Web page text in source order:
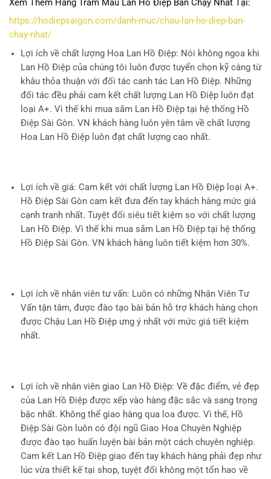
Xem Thêm Hàng Trăm Mẫu Lan Hồ Điệp Bán Chạy Nhất Tại:
https://hodiepsaigon.com/danh-muc/chau-lan-ho-diep-ban-
chay-nhat/
Lợi ích về chất lượng Hoa Lan Hồ Điệp: Nói không ngoa khi
Lan Hồ Điệp của chúng tôi luôn được tuyển chọn kỹ càng từ
khâu thỏa thuận với đối tác canh tác Lan Hồ Điệp. Những
đối tác đều phải cam kết chất lượng Lan Hồ Điệp luôn đạt
loại A+. Vì thế khi mua sắm Lan Hồ Điệp tại hệ thống Hồ
Điệp Sài Gòn. VN khách hàng luôn yên tâm về chất lượng
Hoa Lan Hồ Điệp luôn đạt chất lượng cao nhất.
Lợi ích về giá: Cam kết với chất lượng Lan Hồ Điệp loại A+.
Hồ Điệp Sài Gòn cam kết đưa đến tay khách hàng mức giá
cạnh tranh nhất. Tuyệt đối siêu tiết kiệm so với chất lượng
Lan Hồ Điệp. Vì thế khi mua sắm Lan Hồ Điệp tại hệ thống
Hồ Điệp Sài Gòn. VN khách hàng luôn tiết kiệm hơn 30%.
Lợi ích về nhân viên tư vấn: Luôn có những Nhân Viên Tư
Vấn tận tâm, được đào tạo bài bản hỗ trợ khách hàng chọn
được Chậu Lan Hồ Điệp ưng ý nhất với mức giá tiết kiệm
nhất.
Lợi ích về nhân viên giao Lan Hồ Điệp: Về đặc điểm, vẻ đẹp
của Lan Hồ Điệp được xếp vào hàng đặc sắc và sang trọng
bậc nhất. Không thể giao hàng qua loa được. Vì thế, Hồ
Điệp Sài Gòn luôn có đội ngũ Giao Hoa Chuyên Nghiệp
được đào tạo huấn luyện bài bản một cách chuyên nghiệp.
Cam kết Lan Hồ Điệp giao đến tay khách hàng phải đẹp như
lúc vừa thiết kế tại shop, tuyệt đối không một tổn hao về